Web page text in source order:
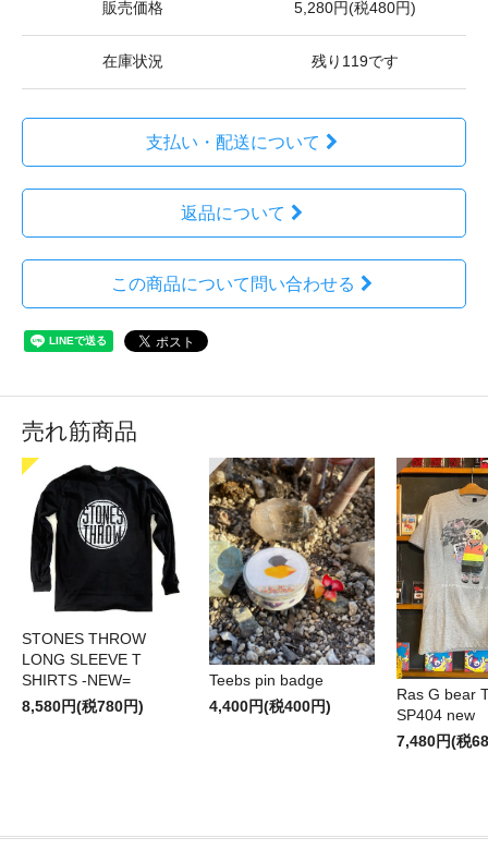
販売価格 5,280円(税480円)
在庫状況 残り119です
支払い・配送について
返品について
この商品について問い合わせる
売れ筋商品
STONES THROW
LONG SLEEVE T
SHIRTS -NEW=
8,580円(税780円)
Teebs pin badge
4,400円(税400円)
Ras G bear
SP404 new
7,480円(税